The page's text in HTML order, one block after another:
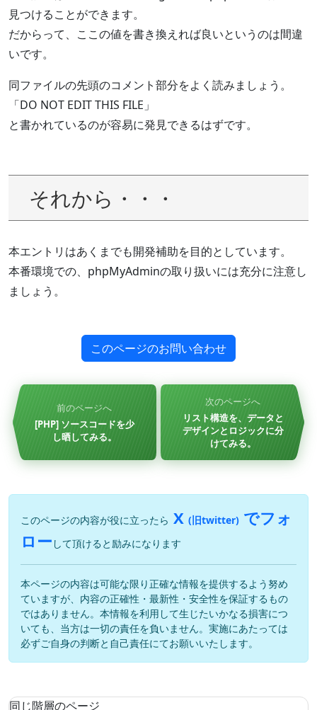
見つけることができます。
だからって、ここの値を書き換えれば良いというのは間違
いです。
同ファイルの先頭のコメント部分をよく読みましょう。
「DO NOT EDIT THIS FILE」
と書かれているのが容易に発見できるはずです。
それから・・・
本エントリはあくまでも開発補助を目的としています。
本番環境での、phpMyAdminの取り扱いには充分に注意し
ましょう。
このページのお問い合わせ
前のページへ
[PHP] ソースコードを少
し晒してみる。
次のページへ
リスト構造を、データと
デザインとロジックに分
けてみる。
このページの内容が役に立ったら X (旧twitter) でフォ
ロー して頂けると励みになります
本ページの内容は可能な限り正確な情報を提供するよう努め
ていますが、内容の正確性・最新性・安全性を保証するもの
ではありません。本情報を利用して生じたいかなる損害につ
いても、当方は一切の責任を負いません。実施にあたっては
必ずご自身の判断と自己責任にてお願いいたします。
同じ階層のページ